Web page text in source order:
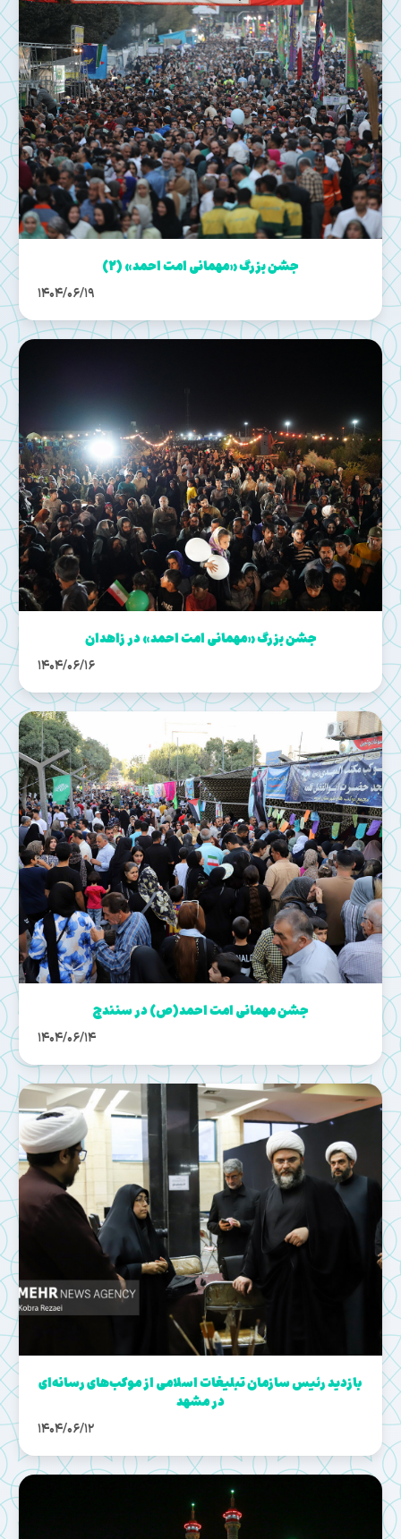
جشن بزرگ «مهمانی امت احمد» (۲)
1404/06/19
جشن بزرگ «مهمانی امت احمد» در زاهدان
1404/06/16
جشن مهمانی امت احمد(ص) در سنندج
1404/06/14
بازدید رئیس سازمان تبلیغات اسلامی از موکب‌های رسانه‌ای
در مشهد
1404/06/12